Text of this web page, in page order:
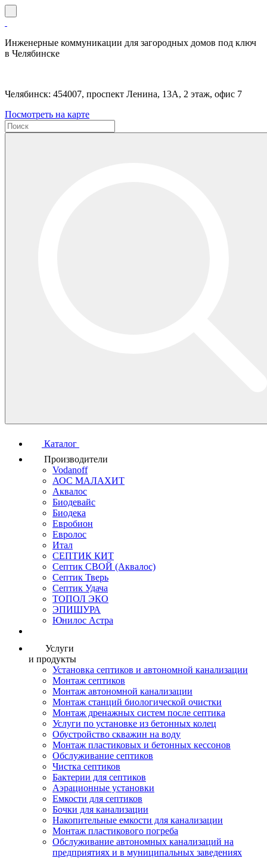
Инженерные коммуникации для загородных домов под ключ
в Челябинске
Челябинск: 454007, проспект Ленина, 13А, 2 этаж, офис 7
Посмотреть на карте
Каталог
Производители
Vodanoff
АОС МАЛАХИТ
Аквалос
Биодевайс
Биодека
Евробион
Евролос
Итал
СЕПТИК КИТ
Септик СВОЙ (Аквалос)
Септик Тверь
Септик Удача
ТОПОЛ ЭКО
ЭПИШУРА
Юнилос Астра
Услуги
и продукты
Установка септиков и автономной канализации
Монтаж септиков
Монтаж автономной канализации
Монтаж станций биологической очистки
Монтаж дренажных систем после септика
Услуги по установке из бетонных колец
Обустройство скважин на воду
Монтаж пластиковых и бетонных кессонов
Обслуживание септиков
Чистка септиков
Бактерии для септиков
Аэрационные установки
Емкости для септиков
Бочки для канализации
Накопительные емкости для канализации
Монтаж пластикового погреба
Обслуживание автономных канализаций на
предприятиях и в муниципальных заведениях